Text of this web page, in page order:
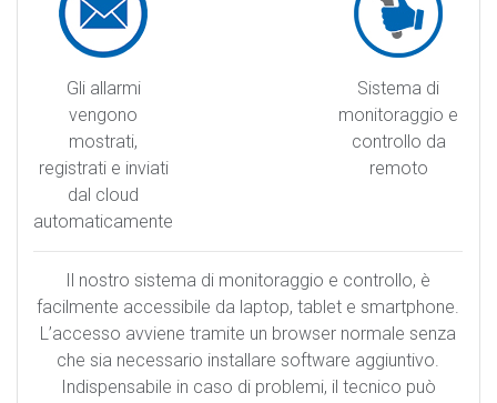
Gli allarmi
vengono
mostrati,
registrati e inviati
dal cloud
automaticamente
Sistema di
monitoraggio e
controllo da
remoto
Il nostro sistema di monitoraggio e controllo, è
facilmente accessibile da laptop, tablet e smartphone.
L’accesso avviene tramite un browser normale senza
che sia necessario installare software aggiuntivo.
Indispensabile in caso di problemi, il tecnico può